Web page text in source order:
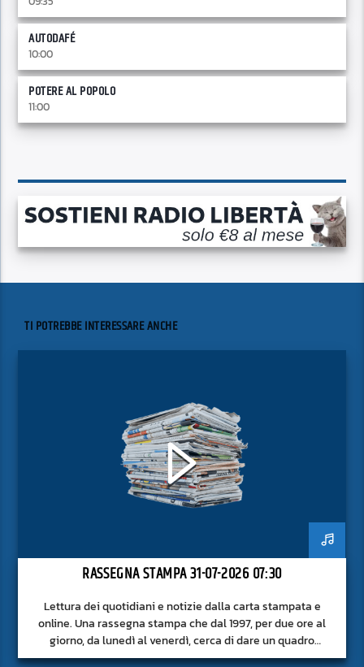
AUTODAFÉ
10:00
POTERE AL POPOLO
11:00
TI POTREBBE INTERESSARE ANCHE
RASSEGNA STAMPA 31-07-2026 07:30
Lettura dei quotidiani e notizie dalla carta stampata e
online. Una rassegna stampa che dal 1997, per due ore al
giorno, da lunedì al venerdì, cerca di dare un quadro
approfondito delle notizie del giorno, senza fermarsi alla